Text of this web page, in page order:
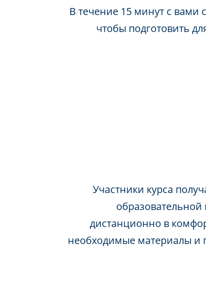
В течение 15 минут с вами
чтобы подготовить
Участники курса
дистанционно в
необходимые материалы и